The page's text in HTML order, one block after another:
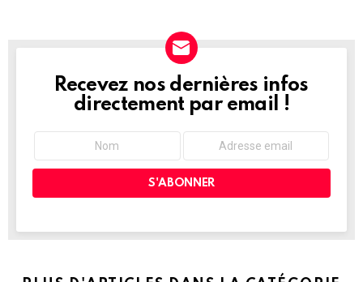
NEWSLETTER
Recevez nos dernières infos
directement par email !